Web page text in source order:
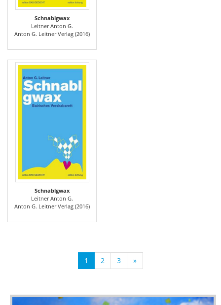
Schnablgwax
Leitner Anton G.
Anton G. Leitner Verlag (2016)
Schnablgwax
Leitner Anton G.
Anton G. Leitner Verlag (2016)
1 2 3 »